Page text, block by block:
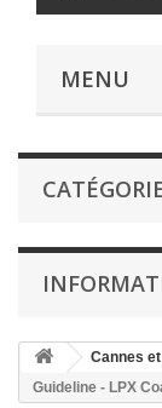
MENU
Cannes
Guideline - LPX